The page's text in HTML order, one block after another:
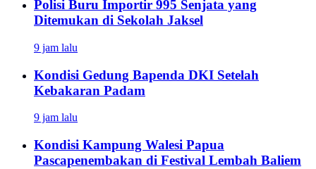
Polisi Buru Importir 995 Senjata yang
Ditemukan di Sekolah Jaksel
9 jam lalu
Kondisi Gedung Bapenda DKI Setelah
Kebakaran Padam
9 jam lalu
Kondisi Kampung Walesi Papua
Pascapenembakan di Festival Lembah Baliem